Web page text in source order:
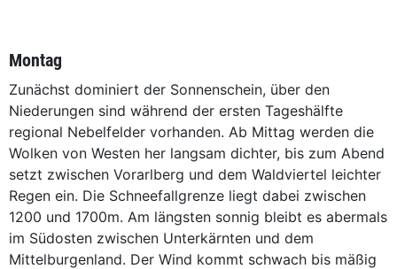
Montag
Zunächst dominiert der Sonnenschein, über den
Niederungen sind während der ersten Tageshälfte
regional Nebelfelder vorhanden. Ab Mittag werden die
Wolken von Westen her langsam dichter, bis zum Abend
setzt zwischen Vorarlberg und dem Waldviertel leichter
Regen ein. Die Schneefallgrenze liegt dabei zwischen
1200 und 1700m. Am längsten sonnig bleibt es abermals
im Südosten zwischen Unterkärnten und dem
Mittelburgenland. Der Wind kommt schwach bis mäßig